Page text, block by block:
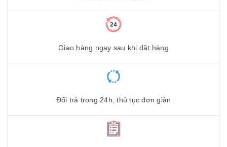
Giao hàng ngay sau khi đặt hàng
Đổi trả trong 24h, thủ tục đơn giản